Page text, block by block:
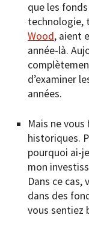
que les
technologie,
Wood, aient
année-là.
d’examiner
années.
Mais ne
historiques.
pourquoi ai-
mon
Dans ce cas,
dans des
vous sentiez